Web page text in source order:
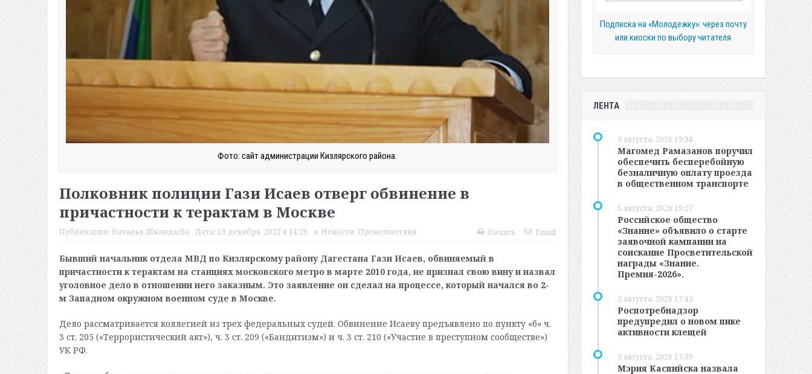
Фото: сайт администрации Кизлярского района.
Полковник полиции Гази Исаев отверг обвинение в
причастности к терактам в Москве
Публикация: Наталья Шкандыба Дата: 19 декабря, 2022 в 14:29 в: Новости, Происшествия Печать Email
Бывший начальник отдела МВД по Кизлярскому району Дагестана Гази Исаев, обвиняемый в
причастности к терактам на станциях московского метро в марте 2010 года, не признал свою вину и назвал
уголовное дело в отношении него заказным. Это заявление он сделал на процессе, который начался во 2-
м Западном окружном военном суде в Москве.
Дело рассматривается коллегией из трех федеральных судей. Обвинение Исаеву предъявлено по пункту «б» ч.
3 ст. 205 («Террористический акт»), ч. 3 ст. 209 («Бандитизм») и ч. 3 ст. 210 («Участие в преступном сообществе»)
УК РФ.
Подписка на «Молодежку»: через почту
или киоски по выбору читателя
ЛЕНТА
5 августа, 2026 19:34
Магомед Рамазанов поручил
обеспечить бесперебойную
безналичную оплату проезда
в общественном транспорте
5 августа, 2026 19:27
Российское общество
«Знание» объявило о старте
заявочной кампании на
соискание Просветительской
награды «Знание.
Премия-2026».
5 августа, 2026 17:45
Роспотребнадзор
предупредил о новом пике
активности клещей
5 августа, 2026 17:39
Мэрия Каспийска назвала